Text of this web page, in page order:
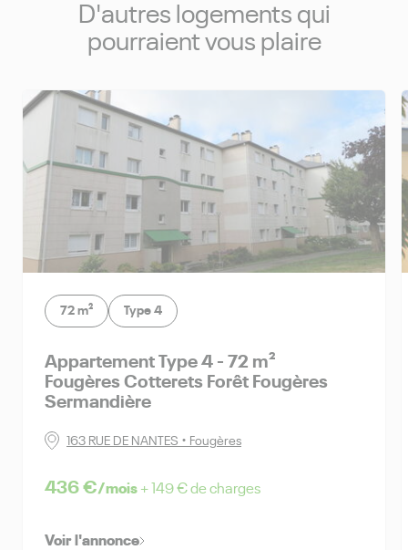
D'autres logements qui
pourraient vous plaire
72 m² Type 4
appartement Type 4 - 72 m²
Fougères Cotterets Forêt Fougères
Sermandière
163 RUE DE NANTES • Fougères
436 €/mois+ 149 € de charges
Voir l'annonce